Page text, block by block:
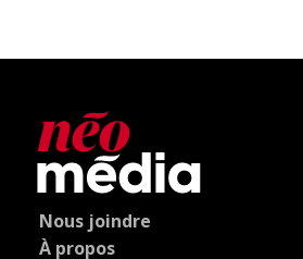
Nous joindre
À propos